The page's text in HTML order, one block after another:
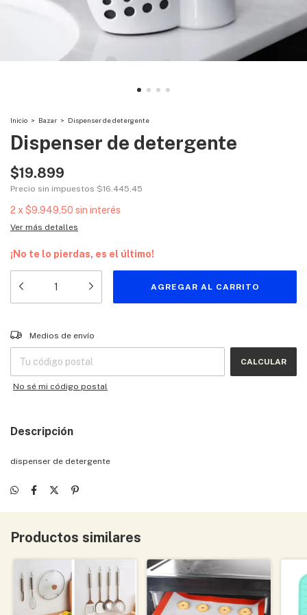
Inicio > Bazar > Dispenser de detergente
Dispenser de detergente
$19.899
Precio sin impuestos $16.445,45
2 x $9.949,50 sin interés
Ver más detalles
¡No te lo pierdas, es el último!
Entregas para el CP:
Medios de envío
CALCULAR
No sé mi código postal
Descripción
dispenser de detergente
Productos similares